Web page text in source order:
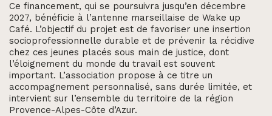
Ce financement, qui se poursuivra jusqu’en décembre
2027, bénéficie à l’antenne marseillaise de Wake up
Café. L’objectif du projet est de favoriser une insertion
socioprofessionnelle durable et de prévenir la récidive
chez ces jeunes placés sous main de justice, dont
l’éloignement du monde du travail est souvent
important. L’association propose à ce titre un
accompagnement personnalisé, sans durée limitée, et
intervient sur l’ensemble du territoire de la région
Provence-Alpes-Côte d’Azur.